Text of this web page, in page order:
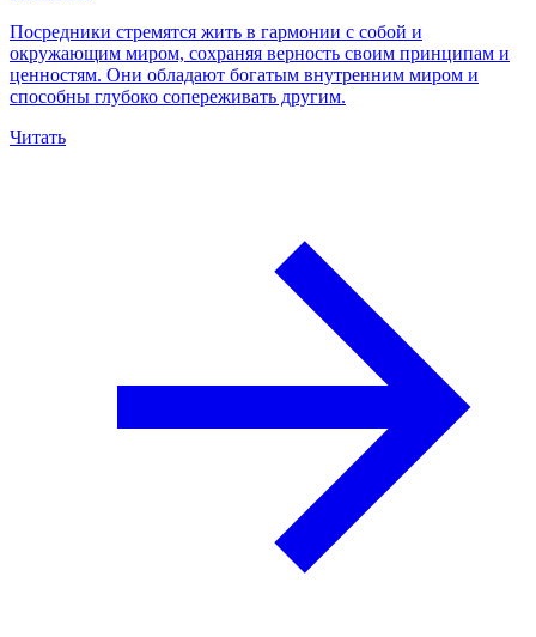
Посредники стремятся жить в гармонии с собой и
окружающим миром, сохраняя верность своим принципам и
ценностям. Они обладают богатым внутренним миром и
способны глубоко сопереживать другим.
Читать